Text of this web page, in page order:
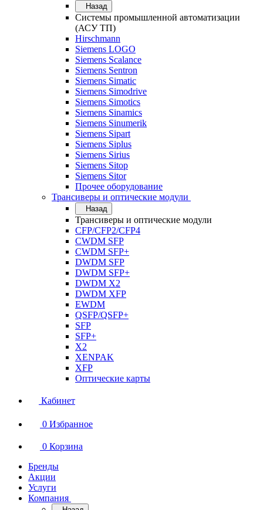
Назад
Системы промышленной автоматизации
(АСУ ТП)
Hirschmann
Siemens LOGO
Siemens Scalance
Siemens Sentron
Siemens Simatic
Siemens Simodrive
Siemens Simotics
Siemens Sinamics
Siemens Sinumerik
Siemens Sipart
Siemens Siplus
Siemens Sirius
Siemens Sitop
Siemens Sitor
Прочее оборудование
Трансиверы и оптические модули
Назад
Трансиверы и оптические модули
CFP/CFP2/CFP4
CWDM SFP
CWDM SFP+
DWDM SFP
DWDM SFP+
DWDM X2
DWDM XFP
EWDM
QSFP/QSFP+
SFP
SFP+
X2
XENPAK
XFP
Оптические карты
Кабинет
0 Избранное
0 Корзина
Бренды
Акции
Услуги
Компания